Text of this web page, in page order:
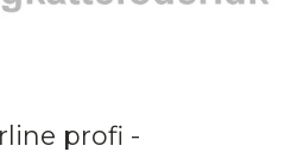
profi -